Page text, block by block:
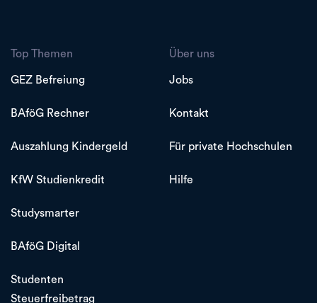
Top Themen
GEZ Befreiung
BAföG Rechner
Auszahlung Kindergeld
KfW Studienkredit
Studysmarter
BAföG Digital
Studenten
Steuerfreibetrag
Über uns
Jobs
Kontakt
Für private Hochschulen
Hilfe